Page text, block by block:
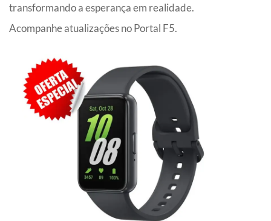
transformando a esperança em realidade.
Acompanhe atualizações no Portal F5.